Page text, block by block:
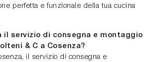
perfetta e funzionale della tua cucina
il servizio di consegna e montaggio
& C a Cosenza?
il servizio di consegna e